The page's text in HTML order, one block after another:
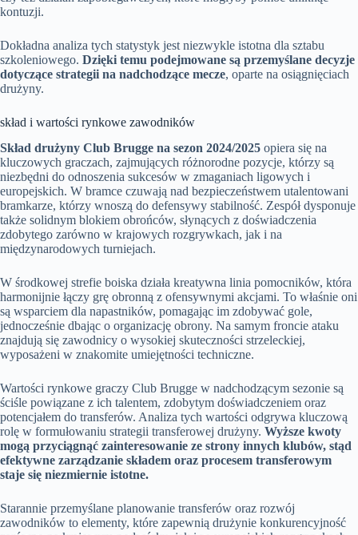
kontuzji.
Dokładna analiza tych statystyk jest niezwykle istotna dla sztabu
szkoleniowego. Dzięki temu podejmowane są przemyślane decyzje
dotyczące strategii na nadchodzące mecze, oparte na osiągnięciach
drużyny.
skład i wartości rynkowe zawodników
Skład drużyny Club Brugge na sezon 2024/2025 opiera się na
kluczowych graczach, zajmujących różnorodne pozycje, którzy są
niezbędni do odnoszenia sukcesów w zmaganiach ligowych i
europejskich. W bramce czuwają nad bezpieczeństwem utalentowani
bramkarze, którzy wnoszą do defensywy stabilność. Zespół dysponuje
także solidnym blokiem obrońców, słynących z doświadczenia
zdobytego zarówno w krajowych rozgrywkach, jak i na
międzynarodowych turniejach.
W środkowej strefie boiska działa kreatywna linia pomocników, która
harmonijnie łączy grę obronną z ofensywnymi akcjami. To właśnie oni
są wsparciem dla napastników, pomagając im zdobywać gole,
jednocześnie dbając o organizację obrony. Na samym froncie ataku
znajdują się zawodnicy o wysokiej skuteczności strzeleckiej,
wyposażeni w znakomite umiejętności techniczne.
Wartości rynkowe graczy Club Brugge w nadchodzącym sezonie są
ściśle powiązane z ich talentem, zdobytym doświadczeniem oraz
potencjałem do transferów. Analiza tych wartości odgrywa kluczową
rolę w formułowaniu strategii transferowej drużyny. Wyższe kwoty
mogą przyciągnąć zainteresowanie ze strony innych klubów, stąd
efektywne zarządzanie składem oraz procesem transferowym
staje się niezmiernie istotne.
Starannie przemyślane planowanie transferów oraz rozwój
zawodników to elementy, które zapewnią drużynie konkurencyjność